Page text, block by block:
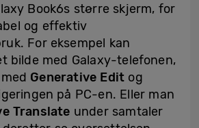
Book6s større skjerm, for
og effektiv
For eksempel kan
bilde med Galaxy-telefonen,
Generative Edit og
på PC-en. Eller man
Translate under samtaler